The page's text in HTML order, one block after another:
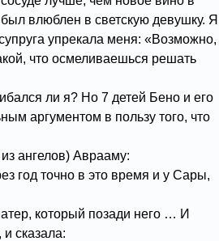
влюблен в светскую девушку. Я
упрекала меня: «Возможно,
что осмеливаешься решать
ли я? Но 7 детей Бено и его
аргументом в пользу того, что
ангелов) Аврааму:
год точно в это время и у Сары,
который позади него … И
сказала: